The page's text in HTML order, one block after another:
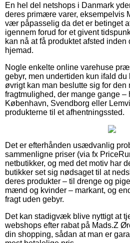
En hel del netshops i Danmark
deres primære varer, eksempelvis
vær påpasselig da det er betinget
igennem forud for et givent
kan nå at få produktet afsted
hjemad.
Nogle enkelte online varehuse
gebyr, men undertiden kun ifald du
øvrigt kan man beslutte sig for den
fragtmulighed, der mange gange
København, Svendborg eller
produkterne til et afhentningssted.
Det er efterhånden usædvanlig
sammenligne priser (via fx
netbutikker, og med det motiv har
butikker set sig nødsaget til at
deres produkter – til drenge og
mænd og kvinder – markant, og
fragt uden gebyr.
Det kan stadigvæk blive nyttigt at
webshops efter rabat på Mads.Z
din shopping, sådan at man er